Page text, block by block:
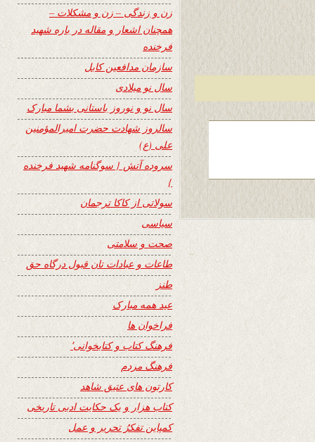
زن و زندگی – زن و مشکلات –
همچنان اشعار و مقاله در باره شهید
فرخنده
سازمان مدافعین کابل
سال نو میلادی
سال نو و نوروز باستانی بشما مبارک
سالروز شهادت حضرت امیرالمؤمنین
علی (ع)
سروده آتش { سوگنامه شهید فرخنده
}
سولاتی از کاکا ترجمان
سیاسی
صحت و سلامتی
طاعات و عبادات تان قبول درگاه حق
طنز
عید همه مبارک
فراخوان ها
فرهنگ کتاب و کتابخوانی٬
فرهنگ مردم
کارتون های عتیق شاهد
کتاب هزار و یک حکایت ادبی تاریخی
کمپاین تفکرُ تحریر و عمل